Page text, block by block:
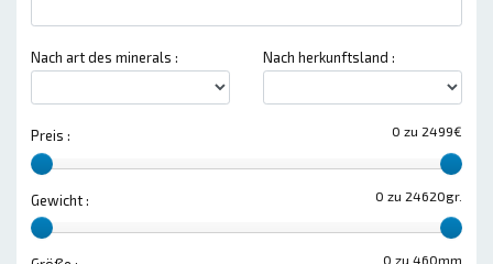
Nach art des minerals : Nach herkunftsland :
0 zu 2499€
Preis :
0 zu 24620gr.
Gewicht :
0 zu 460mm